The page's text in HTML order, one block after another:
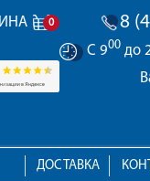
0 8
С 900 до
ДОСТАВКА